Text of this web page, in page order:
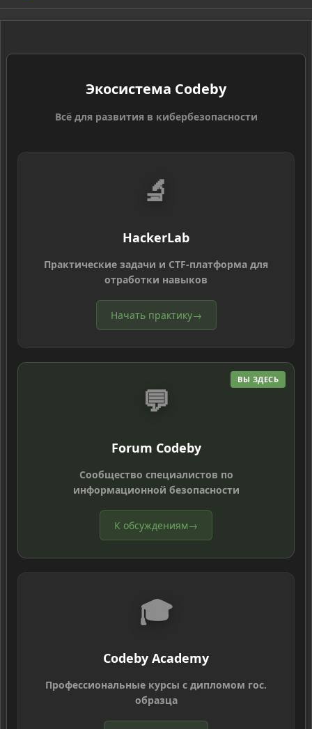
S
Экосистема Codeby
Всё для развития в кибербезопасности
🔬
HackerLab
Практические задачи и CTF-платформа для
отработки навыков
Начать практику→
ВЫ ЗДЕСЬ
💬
Forum Codeby
Сообщество специалистов по
информационной безопасности
К обсуждениям→
🎓
Codeby Academy
Профессиональные курсы с дипломом гос.
образца